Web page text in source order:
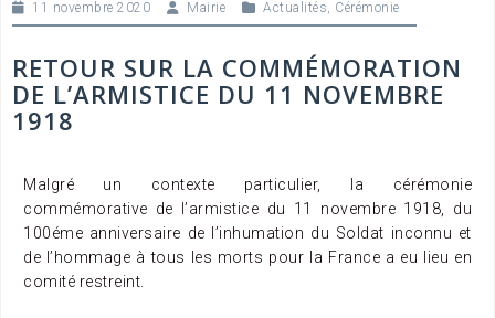
11 novembre 2020 Mairie Actualités, Cérémonie
RETOUR SUR LA COMMÉMORATION
DE L’ARMISTICE DU 11 NOVEMBRE
1918
Malgré un contexte particulier, la cérémonie
commémorative de l’armistice du 11 novembre 1918, du
100éme anniversaire de l’inhumation du Soldat inconnu et
de l’hommage à tous les morts pour la France a eu lieu en
comité restreint.